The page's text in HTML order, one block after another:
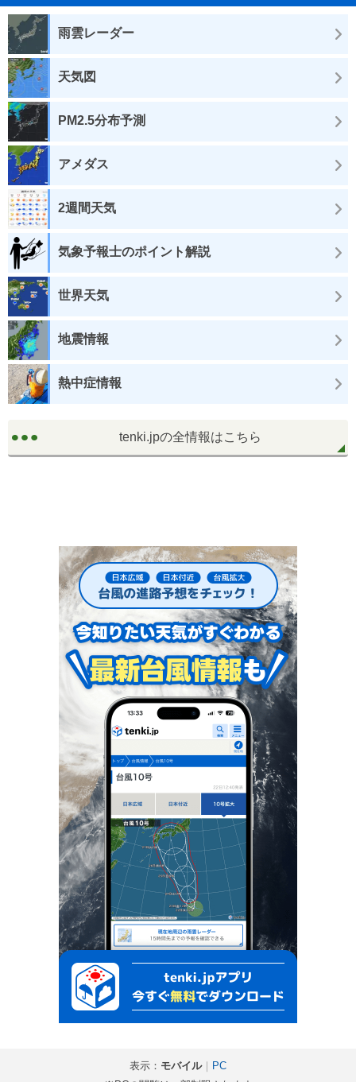
雨雲レーダー
天気図
PM2.5分布予測
アメダス
2週間天気
気象予報士のポイント解説
世界天気
地震情報
熱中症情報
tenki.jpの全情報はこちら
表示： モバイル｜ PC